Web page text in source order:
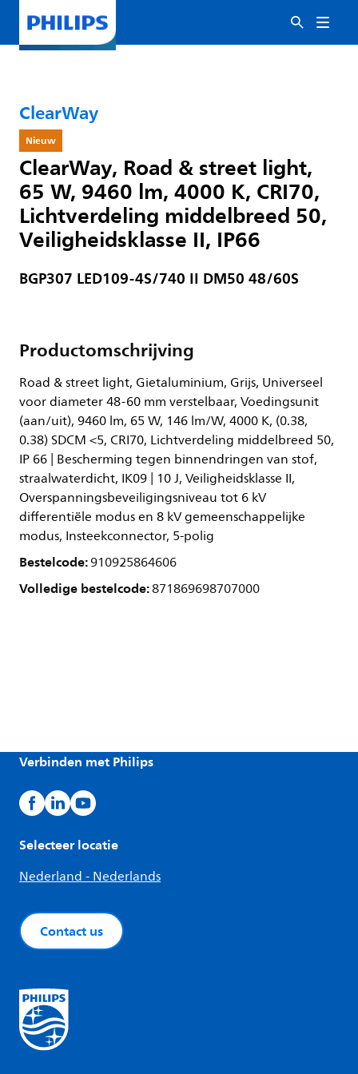
ClearWay
Nieuw
ClearWay, Road & street light,
65 W, 9460 lm, 4000 K, CRI70,
Lichtverdeling middelbreed 50,
Veiligheidsklasse II, IP66
BGP307 LED109-4S/740 II DM50 48/60S
Productomschrijving
Road & street light, Gietaluminium, Grijs, Universeel
voor diameter 48-60 mm verstelbaar, Voedingsunit
(aan/uit), 9460 lm, 65 W, 146 lm/W, 4000 K, (0.38,
0.38) SDCM <5, CRI70, Lichtverdeling middelbreed 50,
IP 66 | Bescherming tegen binnendringen van stof,
straalwaterdicht, IK09 | 10 J, Veiligheidsklasse II,
Overspanningsbeveiligingsniveau tot 6 kV
differentiële modus en 8 kV gemeenschappelijke
modus, Insteekconnector, 5-polig
Bestelcode:910925864606
Volledige bestelcode:871869698707000
Verbinden met Philips
Selecteer locatie
Nederland - Nederlands
Contact us